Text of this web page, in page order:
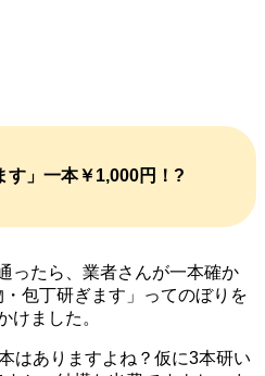
す」一本￥1,000円！?
ったら、業者さんが一本確か
包丁研ぎます」ってのぼりを
けました。
はありますよね？仮に3本研い